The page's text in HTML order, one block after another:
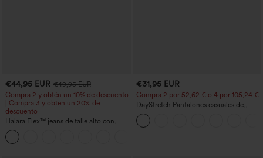
€44,95 EUR €49,95 EUR
Compra 2 y obtén un 10% de descuento
| Compra 3 y obtén un 20% de
descuento
Halara Flex™ jeans de talle alto con
bolsillos, dobladillo enrollado, pierna
ancha y efecto lavado, estilo casual
€31,95 EUR
Compra 2 por 52,62 € o 4 por 105,24 €.
DayStretch Pantalones casuales de
cintura alta con pernera tipo barril y
bolsillos